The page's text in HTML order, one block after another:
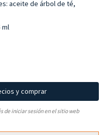
aceite de árbol de té,
ml
y comprar
de iniciar sesión en el sitio web